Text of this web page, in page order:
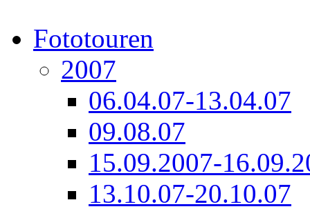
Fototouren
2007
06.04.07-13.04.07
09.08.07
15.09.2007-
13.10.07-20.10.07